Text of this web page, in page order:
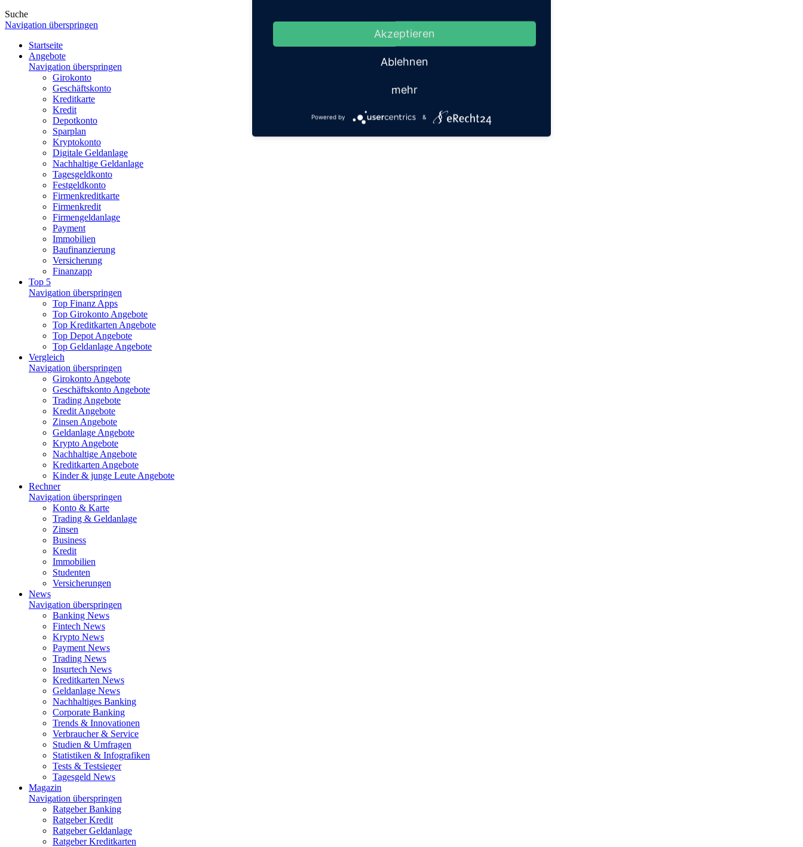
Suche
Navigation überspringen
Startseite
Angebote
Navigation überspringen
Girokonto
Geschäftskonto
Kreditkarte
Kredit
Depotkonto
Sparplan
Kryptokonto
Digitale Geldanlage
Nachhaltige Geldanlage
Tagesgeldkonto
Festgeldkonto
Firmenkreditkarte
Firmenkredit
Firmengeldanlage
Payment
Immobilien
Baufinanzierung
Versicherung
Finanzapp
Top 5
Navigation überspringen
Top Finanz Apps
Top Girokonto Angebote
Top Kreditkarten Angebote
Top Depot Angebote
Top Geldanlage Angebote
Vergleich
Navigation überspringen
Girokonto Angebote
Geschäftskonto Angebote
Trading Angebote
Kredit Angebote
Zinsen Angebote
Geldanlage Angebote
Krypto Angebote
Nachhaltige Angebote
Kreditkarten Angebote
Kinder & junge Leute Angebote
Rechner
Navigation überspringen
Konto & Karte
Trading & Geldanlage
Zinsen
Business
Kredit
Immobilien
Studenten
Versicherungen
News
Navigation überspringen
Banking News
Fintech News
Krypto News
Payment News
Trading News
Insurtech News
Kreditkarten News
Geldanlage News
Nachhaltiges Banking
Corporate Banking
Trends & Innovationen
Verbraucher & Service
Studien & Umfragen
Statistiken & Infografiken
Tests & Testsieger
Tagesgeld News
Magazin
Navigation überspringen
Ratgeber Banking
Ratgeber Kredit
Ratgeber Geldanlage
Ratgeber Kreditkarten
Akzeptieren
Ablehnen
mehr
Powered by &